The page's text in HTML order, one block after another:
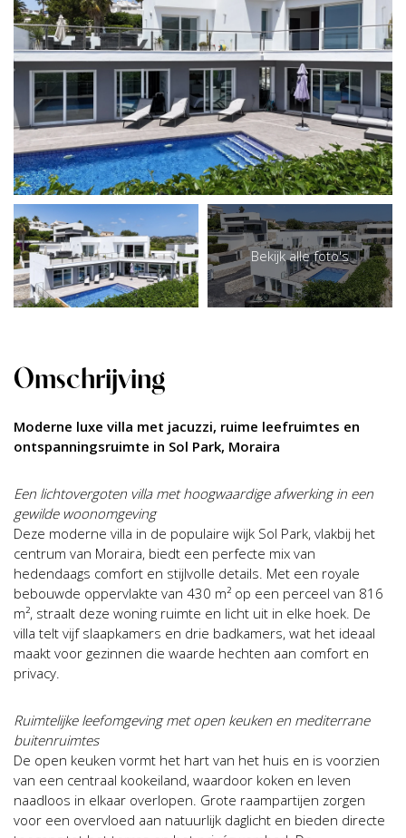
Bekijk alle foto's
Omschrijving
Moderne luxe villa met jacuzzi, ruime leefruimtes en
ontspanningsruimte in Sol Park, Moraira
Een lichtovergoten villa met hoogwaardige afwerking in een
gewilde woonomgeving
Deze moderne villa in de populaire wijk Sol Park, vlakbij het
centrum van Moraira, biedt een perfecte mix van
hedendaags comfort en stijlvolle details. Met een royale
bebouwde oppervlakte van 430 m² op een perceel van 816
m², straalt deze woning ruimte en licht uit in elke hoek. De
villa telt vijf slaapkamers en drie badkamers, wat het ideaal
maakt voor gezinnen die waarde hechten aan comfort en
privacy.
Ruimtelijke leefomgeving met open keuken en mediterrane
buitenruimtes
De open keuken vormt het hart van het huis en is voorzien
van een centraal kookeiland, waardoor koken en leven
naadloos in elkaar overlopen. Grote raampartijen zorgen
voor een overvloed aan natuurlijk daglicht en bieden directe